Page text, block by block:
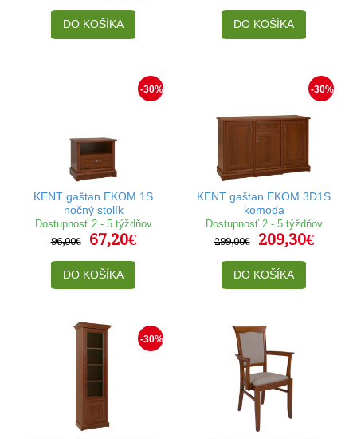
DO KOŠÍKA DO KOŠÍKA
-30%
KENT gaštan EKOM 1S
nočný stolík
Dostupnosť 2 - 5 týždňov
96,00€
67,20€
DO KOŠÍKA
-30%
KENT gaštan EKOM 3D1S
komoda
Dostupnosť 2 - 5 týždňov
299,00€
209,30€
DO KOŠÍKA
-30%